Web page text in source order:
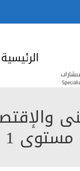
الرئيسية
1